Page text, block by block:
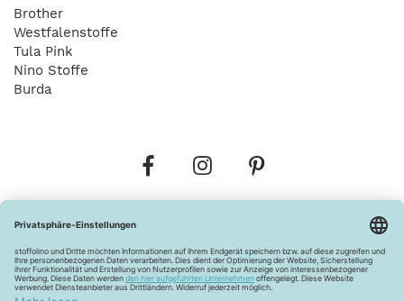
Brother
Westfalenstoffe
Tula Pink
Nino Stoffe
Burda
Widerrufsbelehrung Vertrag widerrufen